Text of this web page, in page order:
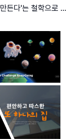
든다'는 철학으로 ...